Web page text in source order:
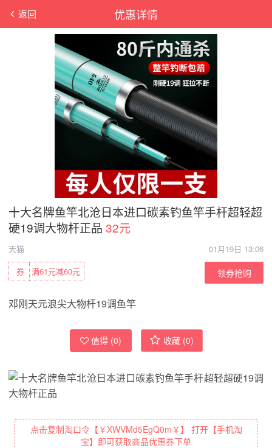
优惠详情
返回
十大名牌鱼竿北沧日本进口碳素钓鱼竿手杆超轻超
硬19调大物杆正品 32元
天猫
01月19日 13:06
满61元减60元
券 领券抢购
邓刚天元浪尖大物杆19调鱼竿
值得 (0) 收藏 (0)
点击复制淘口令【￥XWVMd5EgQ0m￥】 打开【手机淘
宝】即可获取商品优惠券下单